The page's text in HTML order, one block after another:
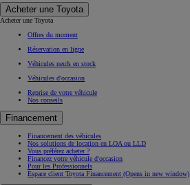
Acheter une Toyota
Acheter une Toyota
Offres du moment
Réservation en ligne
Véhicules neufs en stock
Véhicules d'occasion
Reprise de votre véhicule
Nos conseils
Financement
Financement des véhicules
Nos solutions de location en LOA ou LLD
Vous préférez acheter ?
Financez votre véhicule d'occasion
Pour les Professionnels
Espace client Toyota Financement (Opens in new window)